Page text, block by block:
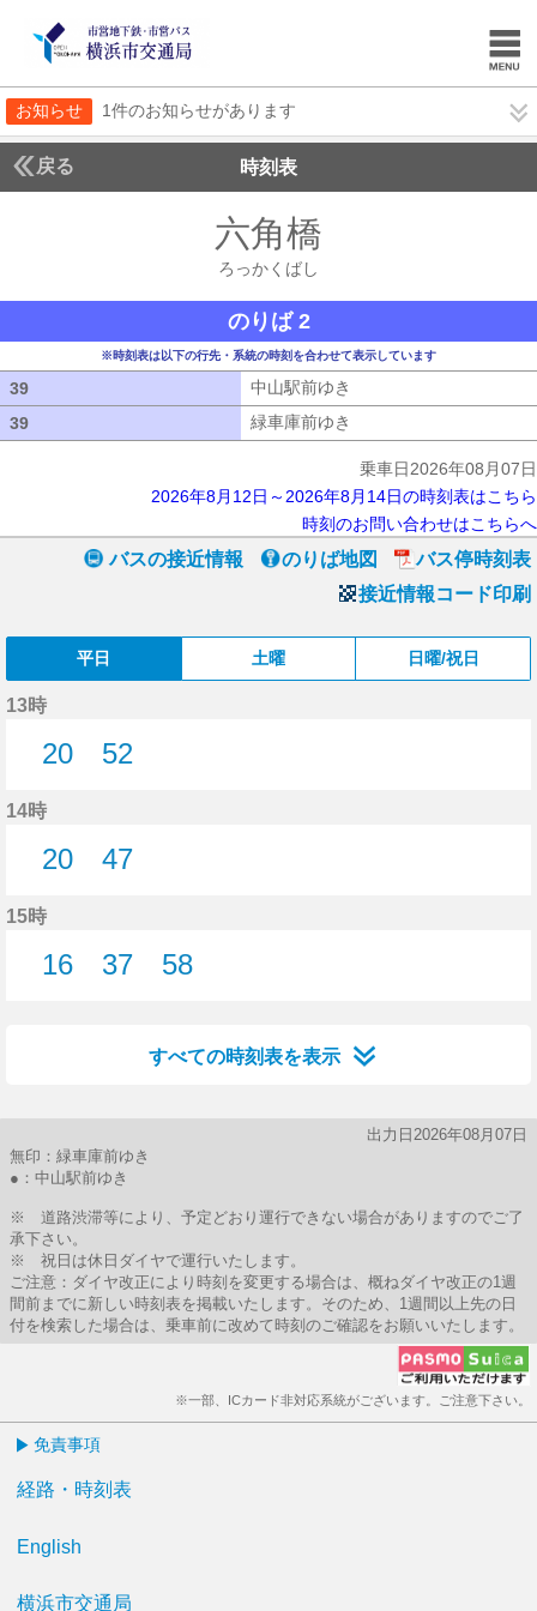
お知らせ 1件のお知らせがあります
戻る 時刻表
六角橋
ろっかくばし
のりば 2
※時刻表は以下の行先・系統の時刻を合わせて表示しています
39 中山駅前ゆき
39
緑車庫前ゆき
乗車日2026年08月07日
2026年8月12日～2026年8月14日の時刻表はこちら
時刻のお問い合わせはこちらへ
バスの接近情報 のりば地図
バス停時刻表
接近情報コード印刷
平日 土曜 日曜/祝日
13時
20
52
14時
20
47
15時
16
37
58
すべての時刻表を表示
出力日2026年08月07日
無印：緑車庫前ゆき
●：中山駅前ゆき
※ 道路渋滞等により、予定どおり運行できない場合がありますのでご了
承下さい。
※ 祝日は休日ダイヤで運行いたします。
ご注意：ダイヤ改正により時刻を変更する場合は、概ねダイヤ改正の1週
間前までに新しい時刻表を掲載いたします。そのため、1週間以上先の日
付を検索した場合は、乗車前に改めて時刻のご確認をお願いいたします。
※一部、ICカード非対応系統がございます。ご注意下さい。
免責事項
経路・時刻表
English
横浜市交通局